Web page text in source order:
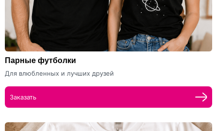
Парные футболки
Для влюбленных и лучших друзей
Заказать